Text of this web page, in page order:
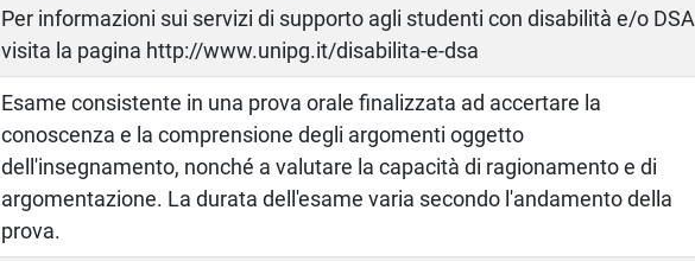
Per informazioni sui servizi di supporto agli studenti con disabilità e/o DSA
visita la pagina http://www.unipg.it/disabilita-e-dsa
Esame consistente in una prova orale finalizzata ad accertare la
conoscenza e la comprensione degli argomenti oggetto
dell'insegnamento, nonché a valutare la capacità di ragionamento e di
argomentazione. La durata dell'esame varia secondo l'andamento della
prova.